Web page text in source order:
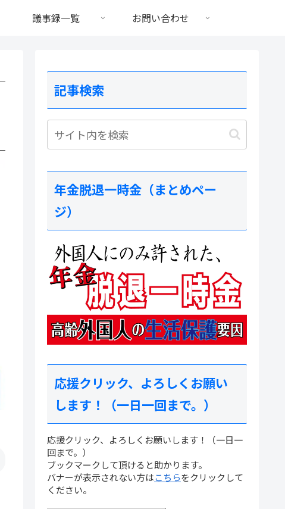
議事録一覧 お問い合わせ
記事検索
年金脱退一時金（まとめペー
ジ）
応援クリック、よろしくお願い
します！（一日一回まで。）
応援クリック、よろしくお願いします！（一日一
回まで。）
ブックマークして頂けると助かります。
バナーが表示されない方はこちらをクリックして
ください。